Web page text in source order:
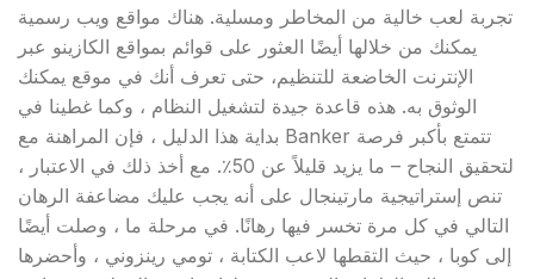
تجربة لعب خالية من المخاطر ومسلية. هناك مواقع ويب رسمية
يمكنك من خلالها أيضًا العثور على قوائم بمواقع الكازينو عبر
الإنترنت الخاضعة للتنظيم، حتى تعرف أنك في موقع يمكنك
الوثوق به. هذه قاعدة جيدة لتشغيل النظام ، وكما غطينا في
بداية هذا الدليل ، فإن المراهنة مع Banker تتمتع بأكبر فرصة
لتحقيق النجاح – ما يزيد قليلاً عن 50٪. مع أخذ ذلك في الاعتبار ،
تنص إستراتيجية مارتينجال على أنه يجب عليك مضاعفة الرهان
التالي في كل مرة تخسر فيها رهانًا. في مرحلة ما ، وصلت أيضًا
إلى كوبا ، حيث التقطها لاعب الكتابة ، تومي رينزوني ، وأحضرها